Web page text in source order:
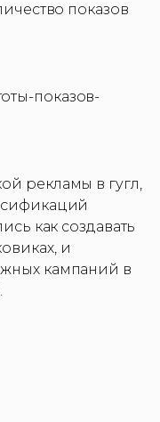
показов
рекламы в гугл,
как создавать
и
кампаний в